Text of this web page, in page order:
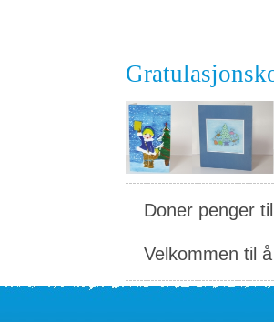
Doner penger
Velkommen til